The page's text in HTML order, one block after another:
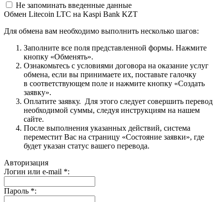
Не запоминать введенные данные
Обмен Litecoin LTC на Kaspi Bank KZT
Для обмена вам необходимо выполнить несколько шагов:
Заполните все поля представленной формы. Нажмите
кнопку «Обменять».
Ознакомьтесь с условиями договора на оказание услуг
обмена, если вы принимаете их, поставьте галочку
в соответствующем поле и нажмите кнопку «Создать
заявку».
Оплатите заявку. Для этого следует совершить перевод
необходимой суммы, следуя инструкциям на нашем
сайте.
После выполнения указанных действий, система
переместит Вас на страницу «Состояние заявки», где
будет указан статус вашего перевода.
Авторизация
Логин или e-mail *:
Пароль *: